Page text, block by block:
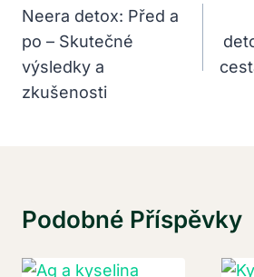
Pro
Příspěvek
Neera detox: Před a
po – Skutečné
výsledky a
zkušenosti
Podobné Příspěvky